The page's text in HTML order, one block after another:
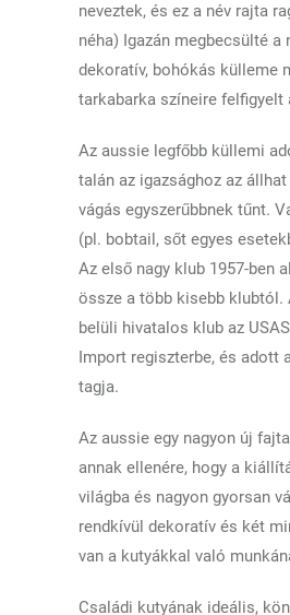
neveztek, és ez a név rajta
néha) Igazán megbecsülté
dekoratív, bohókás külleme
tarkabarka színeire felfigyelt
Az aussie legfőbb küllemi
talán az igazsághoz az
vágás egyszerűbbnek tűnt.
(pl. bobtail, sőt egyes
Az első nagy klub 1957-ben
össze a több kisebb klubtól.
belüli hivatalos klub az
Import regiszterbe, és adott
tagja.
Az aussie egy nagyon új
annak ellenére, hogy a
világba és nagyon gyorsan
rendkívül dekoratív és két
van a kutyákkal való
Családi kutyának ideális,